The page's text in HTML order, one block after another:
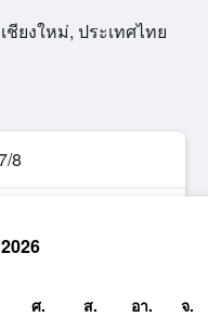
ชียงใหม่, ประเทศไทย
8
ศ. ส. อา. จ.